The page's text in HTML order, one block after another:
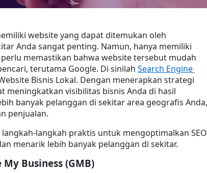
website yang dapat ditemukan oleh
Anda sangat penting. Namun, hanya memiliki
memastikan bahwa website tersebut mudah
terutama Google. Di sinilah Search Engine
Bisnis Lokal. Dengan menerapkan strategi
meningkatkan visibilitas bisnis Anda di hasil
banyak pelanggan di sekitar area geografis Anda,
penjualan.
langkah praktis untuk mengoptimalkan SEO
menarik lebih banyak pelanggan di sekitar.
Business (GMB)